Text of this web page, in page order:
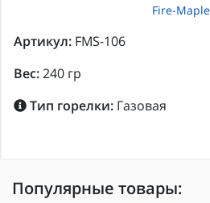
Fire-Maple
Артикул: FMS-106
Вес:240 гр
Тип горелки: Газовая
Популярные товары: